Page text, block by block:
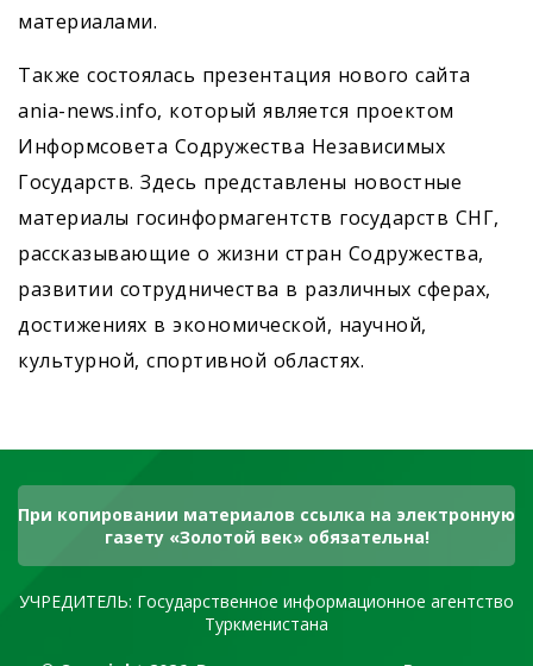
материалами.
Также состоялась презентация нового сайта
ania-news.info, который является проектом
Информсовета Содружества Независимых
Государств. Здесь представлены новостные
материалы госинформагентств государств СНГ,
рассказывающие о жизни стран Содружества,
развитии сотрудничества в различных сферах,
достижениях в экономической, научной,
культурной, спортивной областях.
При копировании материалов ссылка на электронную
газету «Золотой век» обязательна!
УЧРЕДИТЕЛЬ: Государственное информационное агентство
Туркменистана